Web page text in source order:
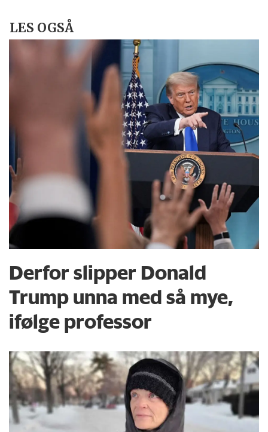
LES OGSÅ
Derfor slipper Donald
Trump unna med så mye,
ifølge professor